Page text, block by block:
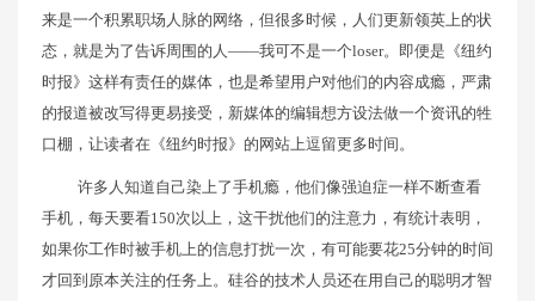
来是一个积累职场人脉的网络，但很多时候，人们更新领英上的状
态，就是为了告诉周围的人——我可不是一个loser。即便是《纽约
时报》这样有责任的媒体，也是希望用户对他们的内容成瘾，严肃
的报道被改写得更易接受，新媒体的编辑想方设法做一个资讯的牲
口棚，让读者在《纽约时报》的网站上逗留更多时间。
许多人知道自己染上了手机瘾，他们像强迫症一样不断查看
手机，每天要看150次以上，这干扰他们的注意力，有统计表明，
如果你工作时被手机上的信息打扰一次，有可能要花25分钟的时间
才回到原本关注的任务上。硅谷的技术人员还在用自己的聪明才智